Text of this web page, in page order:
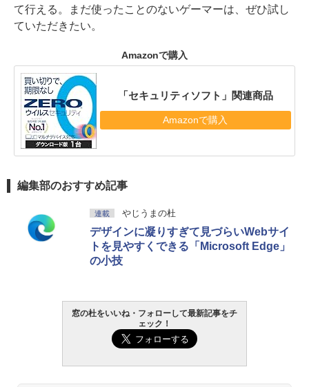
て行える。まだ使ったことのないゲーマーは、ぜひ試し
ていただきたい。
Amazonで購入
「セキュリティソフト」関連商品
Amazonで購入
編集部のおすすめ記事
連載 やじうまの杜
デザインに凝りすぎて見づらいWebサイ
トを見やすくできる「Microsoft Edge」
の小技
窓の杜をいいね・フォローして最新記事をチ
ェック！